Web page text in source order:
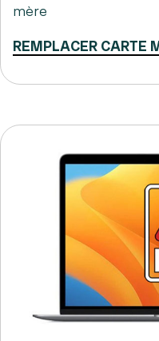
mère
REMPLACER CARTE